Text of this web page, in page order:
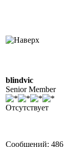
blindvic
Senior Member
Отсутствует
Сообщений: 486